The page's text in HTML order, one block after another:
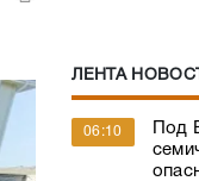
ЛЕНТА
06:10
Под